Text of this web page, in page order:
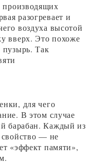
разогревает и
воздуха высотой
вверх. Это похоже
Так
для чего
В этом случае
барабан. Каждый из
свойство — не
«эффект памяти»,